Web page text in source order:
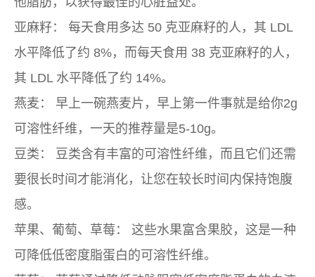
亚麻籽：
每天食用多达 50 克亚麻籽的人，其 LDL
水平降低了约 8%，而每天食用 38 克亚麻籽的人，
其 LDL 水平降低了约 14%。
燕麦：
早上一碗燕麦片，早上第一件事就是给你2g
可溶性纤维，一天的推荐量是5-10g。
豆类：
豆类含有丰富的可溶性纤维，而且它们还需
要很长时间才能消化，让您在较长时间内保持饱腹
感。
苹果、葡萄、草莓：
这些水果富含果胶，这是一种
可降低低密度脂蛋白的可溶性纤维。